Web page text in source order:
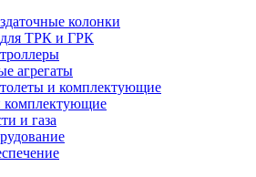
колонки
ТРК и ГРК
агрегаты
и комплектующие
комплектующие
и газа